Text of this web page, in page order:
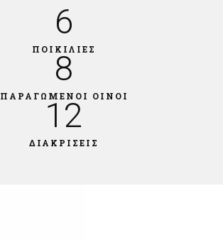
6
ΠΟΙΚΙΛΙΕΣ
8
ΠΑΡΑΓΩΜΕΝΟΙ ΟΙΝΟΙ
12
ΔΙΑΚΡΙΣΕΙΣ